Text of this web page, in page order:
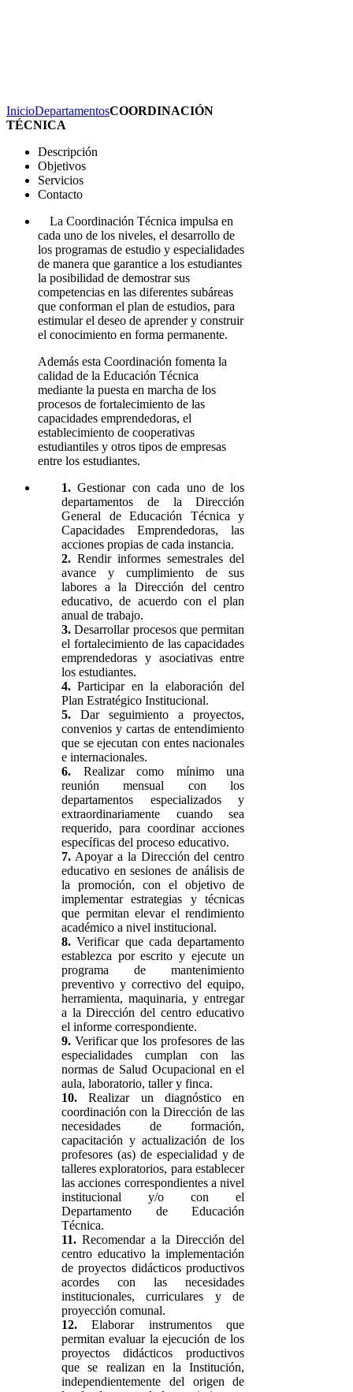
InicioDepartamentosCOORDINACIÓN
TÉCNICA
Descripción
Objetivos
Servicios
Contacto
La Coordinación Técnica impulsa en
cada uno de los niveles, el desarrollo de
los programas de estudio y especialidades
de manera que garantice a los estudiantes
la posibilidad de demostrar sus
competencias en las diferentes subáreas
que conforman el plan de estudios, para
estimular el deseo de aprender y construir
el conocimiento en forma permanente.
Además esta Coordinación fomenta la
calidad de la Educación Técnica
mediante la puesta en marcha de los
procesos de fortalecimiento de las
capacidades emprendedoras, el
establecimiento de cooperativas
estudiantiles y otros tipos de empresas
entre los estudiantes.
1. Gestionar con cada uno de los
departamentos de la Dirección
General de Educación Técnica y
Capacidades Emprendedoras, las
acciones propias de cada instancia.
2. Rendir informes semestrales del
avance y cumplimiento de sus
labores a la Dirección del centro
educativo, de acuerdo con el plan
anual de trabajo.
3. Desarrollar procesos que permitan
el fortalecimiento de las capacidades
emprendedoras y asociativas entre
los estudiantes.
4. Participar en la elaboración del
Plan Estratégico Institucional.
5. Dar seguimiento a proyectos,
convenios y cartas de entendimiento
que se ejecutan con entes nacionales
e internacionales.
6. Realizar como mínimo una
reunión mensual con los
departamentos especializados y
extraordinariamente cuando sea
requerido, para coordinar acciones
específicas del proceso educativo.
7. Apoyar a la Dirección del centro
educativo en sesiones de análisis de
la promoción, con el objetivo de
implementar estrategias y técnicas
que permitan elevar el rendimiento
académico a nivel institucional.
8. Verificar que cada departamento
establezca por escrito y ejecute un
programa de mantenimiento
preventivo y correctivo del equipo,
herramienta, maquinaria, y entregar
a la Dirección del centro educativo
el informe correspondiente.
9. Verificar que los profesores de las
especialidades cumplan con las
normas de Salud Ocupacional en el
aula, laboratorio, taller y finca.
10. Realizar un diagnóstico en
coordinación con la Dirección de las
necesidades de formación,
capacitación y actualización de los
profesores (as) de especialidad y de
talleres exploratorios, para establecer
las acciones correspondientes a nivel
institucional y/o con el
Departamento de Educación
Técnica.
11. Recomendar a la Dirección del
centro educativo la implementación
de proyectos didácticos productivos
acordes con las necesidades
institucionales, curriculares y de
proyección comunal.
12. Elaborar instrumentos que
permitan evaluar la ejecución de los
proyectos didácticos productivos
que se realizan en la Institución,
independientemente del origen de